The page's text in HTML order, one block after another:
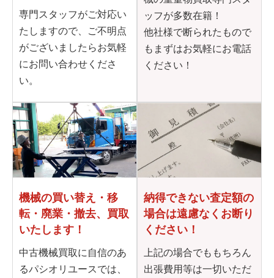
専門スタッフがご対応い
たしますので、ご不明点
がございましたらお気軽
にお問い合わせくださ
い。
ッフが多数在籍！
他社様で断られたもので
もまずはお気軽にお電話
ください！
機械の買い替え・移
転・ 廃業・撤去、買取
いたします！
中古機械買取に自信のあ
るパシオリユースでは、
納得できない査定額の
場合は遠慮なくお断り
ください！
上記の場合でももちろん
出張費用等は一切いただ